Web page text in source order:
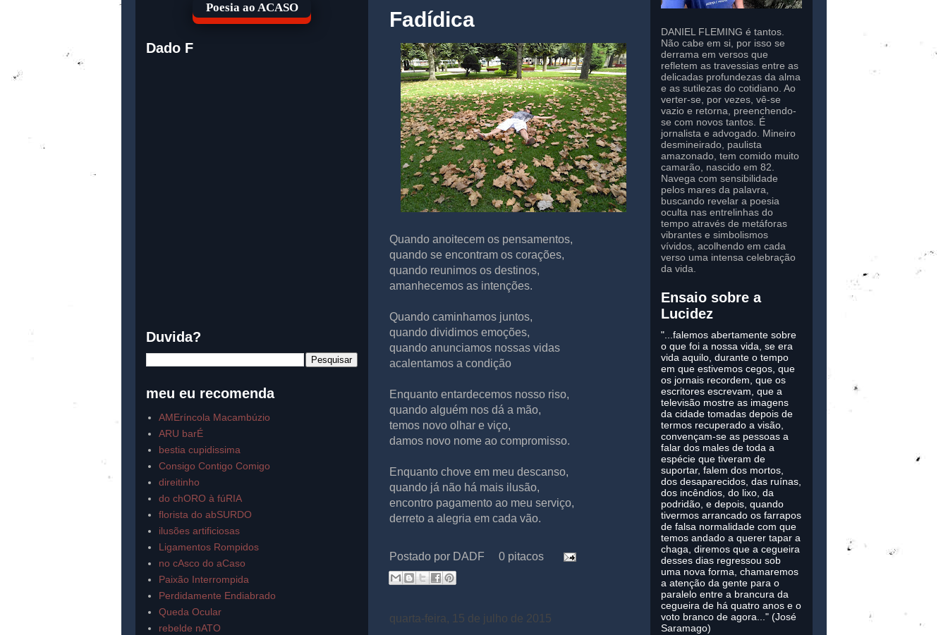
Fadídica
Quando anoitecem os pensamentos,
quando se encontram os corações,
quando reunimos os destinos,
amanhecemos as intenções.
Quando caminhamos juntos,
quando dividimos emoções,
quando anunciamos nossas vidas
acalentamos a condição
Enquanto entardecemos nosso riso,
quando alguém nos dá a mão,
temos novo olhar e viço,
damos novo nome ao compromisso.
Enquanto chove em meu descanso,
quando já não há mais ilusão,
encontro pagamento ao meu serviço,
derreto a alegria em cada vão.
Postado por DADF 0 pitacos
quarta-feira, 15 de julho de 2015
Poesia ao ACASO
Dado F
Duvida?
meu eu recomenda
AMEríncola Macambúzio
ARU barÉ
bestia cupidissima
Consigo Contigo Comigo
direitinho
do chORO à fúRIA
florista do abSURDO
ilusões artificiosas
Ligamentos Rompidos
no cAsco do aCaso
Paixão Interrompida
Perdidamente Endiabrado
Queda Ocular
rebelde nATO
DANIEL FLEMING é tantos.
Não cabe em si, por isso se
derrama em versos que
refletem as travessias entre as
delicadas profundezas da alma
e as sutilezas do cotidiano. Ao
verter-se, por vezes, vê-se
vazio e retorna, preenchendo-
se com novos tantos. É
jornalista e advogado. Mineiro
desmineirado, paulista
amazonado, tem comido muito
camarão, nascido em 82.
Navega com sensibilidade
pelos mares da palavra,
buscando revelar a poesia
oculta nas entrelinhas do
tempo através de metáforas
vibrantes e simbolismos
vívidos, acolhendo em cada
verso uma intensa celebração
da vida.
Ensaio sobre a
Lucidez
"...falemos abertamente sobre
o que foi a nossa vida, se era
vida aquilo, durante o tempo
em que estivemos cegos, que
os jornais recordem, que os
escritores escrevam, que a
televisão mostre as imagens
da cidade tomadas depois de
termos recuperado a visão,
convençam-se as pessoas a
falar dos males de toda a
espécie que tiveram de
suportar, falem dos mortos,
dos desaparecidos, das ruínas,
dos incêndios, do lixo, da
podridão, e depois, quando
tivermos arrancado os farrapos
de falsa normalidade com que
temos andado a querer tapar a
chaga, diremos que a cegueira
desses dias regressou sob
uma nova forma, chamaremos
a atenção da gente para o
paralelo entre a brancura da
cegueira de há quatro anos e o
voto branco de agora..." (José
Saramago)